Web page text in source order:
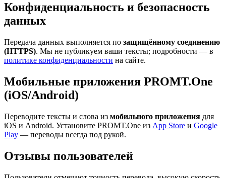
Конфиденциальность и безопасность
данных
Передача данных выполняется по защищённому соединению
(HTTPS). Мы не публикуем ваши тексты; подробности — в
политике конфиденциальности на сайте.
Мобильные приложения PROMT.One
(iOS/Android)
Переводите тексты и слова из мобильного приложения для
iOS и Android. Установите PROMT.One из App Store и Google
Play — переводы всегда под рукой.
Отзывы пользователей